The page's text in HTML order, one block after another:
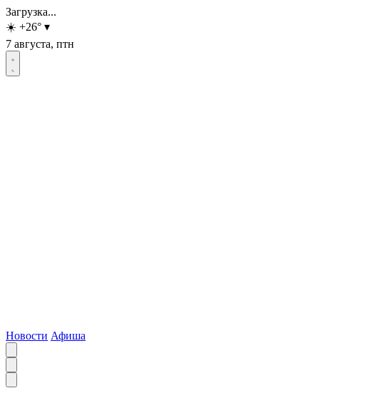
Загрузка...
☀️ +26° ▾
7 августа, птн
Новости Афиша